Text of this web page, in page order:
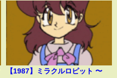
【1987】ミラクルロピット 〜